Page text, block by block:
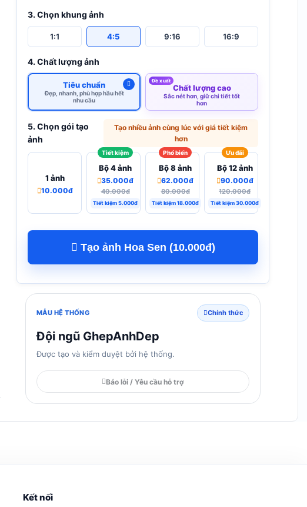
3. Chọn khung ảnh
1:1 4:5 9:16 16:9
4. Chất lượng ảnh
Tiêu chuẩn
Đẹp, nhanh, phù hợp hầu hết
nhu cầu
Đề xuất
Chất lượng cao
Sắc nét hơn, giữ chi tiết tốt
hơn
5. Chọn gói tạo
ảnh
Tạo nhiều ảnh cùng lúc với giá tiết kiệm
hơn
1 ảnh
10.000đ
Tiết kiệm
Bộ 4 ảnh
35.000đ
40.000đ
Tiết kiệm 5.000đ
Phổ biến
Bộ 8 ảnh
62.000đ
80.000đ
Tiết kiệm 18.000đ
Ưu đãi
Bộ 12 ảnh
90.000đ
120.000đ
Tiết kiệm 30.000đ
Tạo ảnh Hoa Sen (10.000đ)
MẪU HỆ THỐNG Chính thức
Đội ngũ GhepAnhDep
Được tạo và kiểm duyệt bởi hệ thống.
Báo lỗi / Yêu cầu hỗ trợ
Kết nối